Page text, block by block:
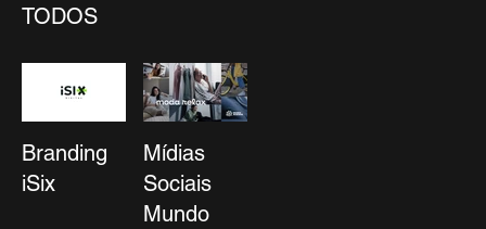
TODOS
Branding
iSix
Mídias
Sociais
Mundo